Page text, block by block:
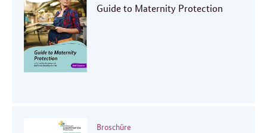
Guide to Maternity Protection
Broschüre